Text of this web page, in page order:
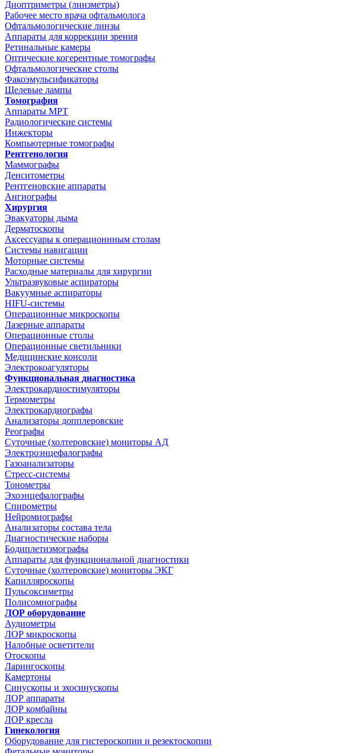
Диоптриметры (линзметры)
Рабочее место врача офтальмолога
Офтальмологические линзы
Аппараты для коррекции зрения
Ретинальные камеры
Оптические когерентные томографы
Офтальмологические столы
Факоэмульсификаторы
Щелевые лампы
Томография
Аппараты МРТ
Радиологические системы
Инжекторы
Компьютерные томографы
Рентгенология
Маммографы
Денситометры
Рентгеновские аппараты
Ангиографы
Хирургия
Эвакуаторы дыма
Дерматоскопы
Аксессуары к операционнным столам
Системы навигации
Моторные системы
Расходные материалы для хирургии
Ультразвуковые аспираторы
Вакуумные аспираторы
HIFU-системы
Операционные микроскопы
Лазерные аппараты
Операционные столы
Операционные светильники
Медицинские консоли
Электрокоагуляторы
Функциональная диагностика
Электрокардиостимуляторы
Термометры
Электрокардиографы
Анализаторы допплеровские
Реографы
Суточные (холтеровские) мониторы АД
Электроэнцефалографы
Газоанализаторы
Стресс-системы
Тонометры
Эхоэнцефалографы
Спирометры
Нейромиографы
Анализаторы состава тела
Диагностические наборы
Бодиплетизмографы
Аппараты для функциональной диагностики
Суточные (холтеровские) мониторы ЭКГ
Капилляроскопы
Пульсоксиметры
Полисомнографы
ЛОР оборудование
Аудиометры
ЛОР микроскопы
Налобные осветители
Отоскопы
Ларингоскопы
Камертоны
Синускопы и эхосинускопы
ЛОР аппараты
ЛОР комбайны
ЛОР кресла
Гинекология
Оборудование для гистероскопии и резектоскопии